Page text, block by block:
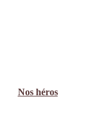
Nos héros